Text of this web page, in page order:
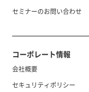
セミナーのお問い合わせ
コーポレート情報
会社概要
セキュリティポリシー